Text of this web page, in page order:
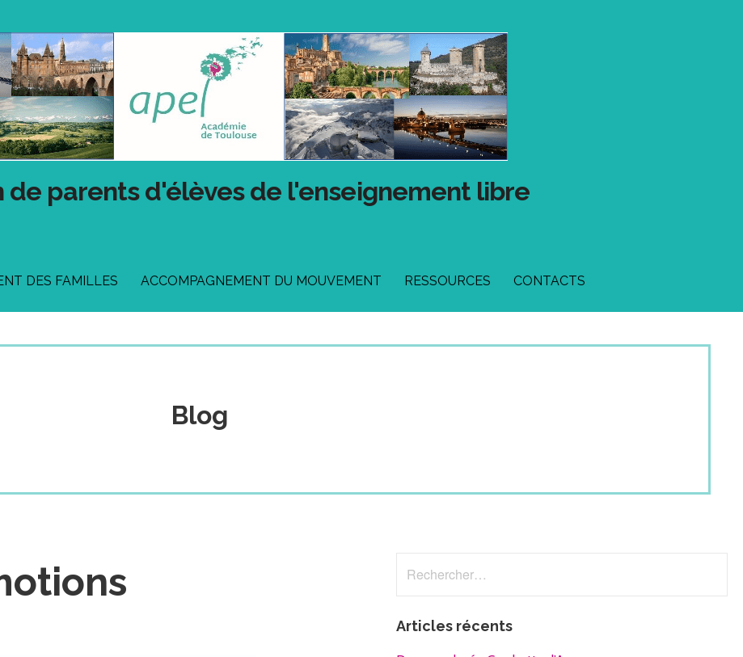
de parents d'élèves de l'enseignement libre
DES FAMILLES ACCOMPAGNEMENT DU MOUVEMENT RESSOURCES CONTACTS
Blog
Articles récents